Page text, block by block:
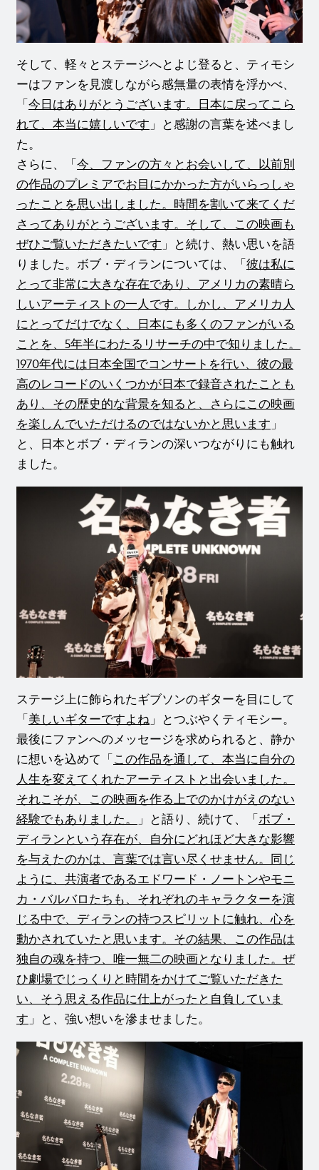
そして、軽々とステージへとよじ登ると、ティモシ
ーはファンを見渡しながら感無量の表情を浮かべ、
「 今日はありがとうございます。日本に戻ってこら
れて、本当に嬉しいです 」と感謝の言葉を述べまし
た。
さらに、「 今、ファンの方々とお会いして、以前別
の作品のプレミアでお目にかかった方がいらっしゃ
ったことを思い出しました。時間を割いて来てくだ
さってありがとうございます。そして、この映画も
ぜひご覧いただきたいです 」と続け、熱い思いを語
りました。ボブ・ディランについては、「 彼は私に
とって非常に大きな存在であり、アメリカの素晴ら
しいアーティストの一人です。しかし、アメリカ人
にとってだけでなく、日本にも多くのファンがいる
ことを、5年半にわたるリサーチの中で知りました。
1970年代には日本全国でコンサートを行い、彼の最
高のレコードのいくつかが日本で録音されたことも
あり、その歴史的な背景を知ると、さらにこの映画
を楽しんでいただけるのではないかと思います 」
と、日本とボブ・ディランの深いつながりにも触れ
ました。
ステージ上に飾られたギブソンのギターを目にして
「 美しいギターですよね 」とつぶやくティモシー。
最後にファンへのメッセージを求められると、静か
に想いを込めて「 この作品を通して、本当に自分の
人生を変えてくれたアーティストと出会いました。
それこそが、この映画を作る上でのかけがえのない
経験でもありました。
」と語り、続けて、「 ボブ・
ディランという存在が、自分にどれほど大きな影響
を与えたのかは、言葉では言い尽くせません。同じ
ように、共演者であるエドワード・ノートンやモニ
カ・バルバロたちも、それぞれのキャラクターを演
じる中で、ディランの持つスピリットに触れ、心を
動かされていたと思います。その結果、この作品は
独自の魂を持つ、唯一無二の映画となりました。ぜ
ひ劇場でじっくりと時間をかけてご覧いただきた
い、そう思える作品に仕上がったと自負していま
す 」と、強い想いを滲ませました。